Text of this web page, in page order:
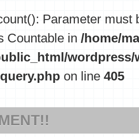
Parameter must
Countable in/home/
on line405